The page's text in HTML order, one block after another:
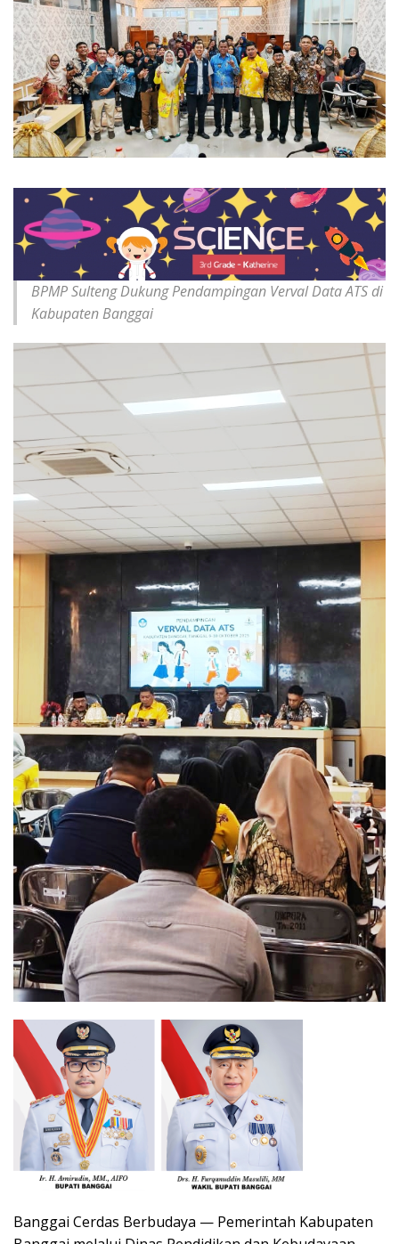
BPMP Sulteng Dukung Pendampingan Verval Data ATS di
Kabupaten Banggai
Banggai Cerdas Berbudaya — Pemerintah Kabupaten